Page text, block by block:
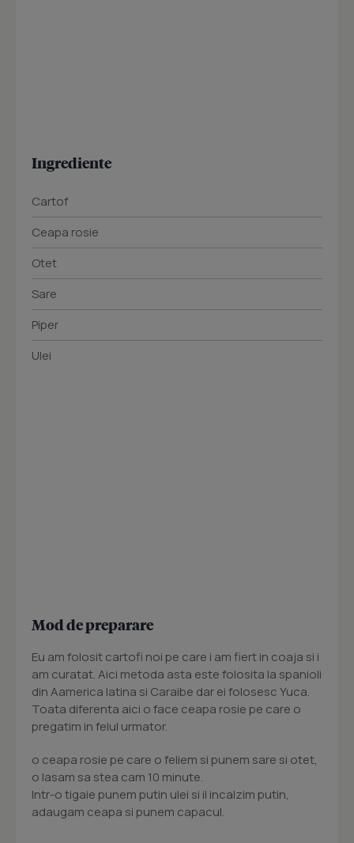
Ingrediente
Cartof
Ceapa rosie
Otet
Sare
Piper
Ulei
Mod de preparare
Eu am folosit cartofi noi pe care i am fiert in coaja si i
am curatat. Aici metoda asta este folosita la spanioli
din Aamerica latina si Caraibe dar ei folosesc Yuca.
Toata diferenta aici o face ceapa rosie pe care o
pregatim in felul urmator.
o ceapa rosie pe care o feliem si punem sare si otet,
o lasam sa stea cam 10 minute.
Intr-o tigaie punem putin ulei si il incalzim putin,
adaugam ceapa si punem capacul.